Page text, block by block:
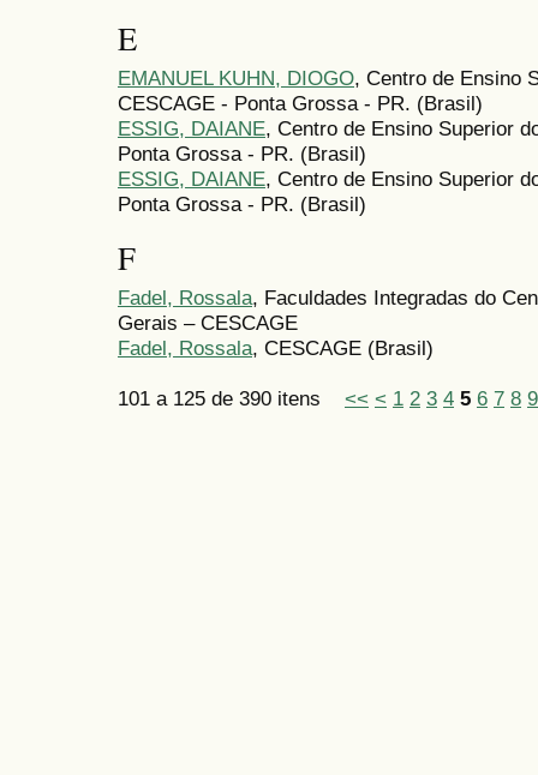
E
EMANUEL KUHN, DIOGO, Centro de Ensino
CESCAGE - Ponta Grossa - PR. (Brasil)
ESSIG, DAIANE, Centro de Ensino Superior
Ponta Grossa - PR. (Brasil)
ESSIG, DAIANE, Centro de Ensino Superior
Ponta Grossa - PR. (Brasil)
F
Fadel, Rossala, Faculdades Integradas do
Gerais – CESCAGE
Fadel, Rossala, CESCAGE (Brasil)
101 a 125 de 390 itens << < 1 2 3 4 5 6 7 8 9